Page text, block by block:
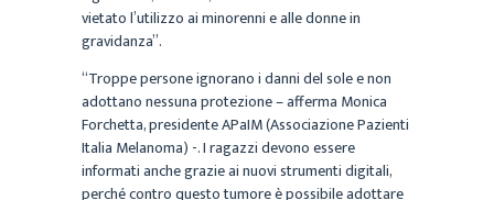
vietato l’utilizzo ai minorenni e alle donne in
gravidanza”.
“Troppe persone ignorano i danni del sole e non
adottano nessuna protezione – afferma Monica
Forchetta, presidente APaIM (Associazione Pazienti
Italia Melanoma) -. I ragazzi devono essere
informati anche grazie ai nuovi strumenti digitali,
perché contro questo tumore è possibile adottare